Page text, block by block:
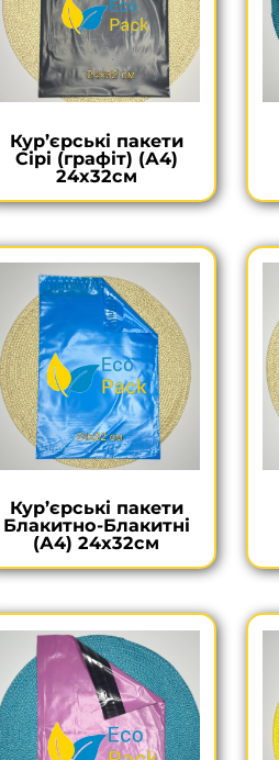
Кур’єрські пакети
Сірі (графіт) (А4)
24х32см
Кур’єрські пакети
Блакитно-Блакитні
(А4) 24х32см